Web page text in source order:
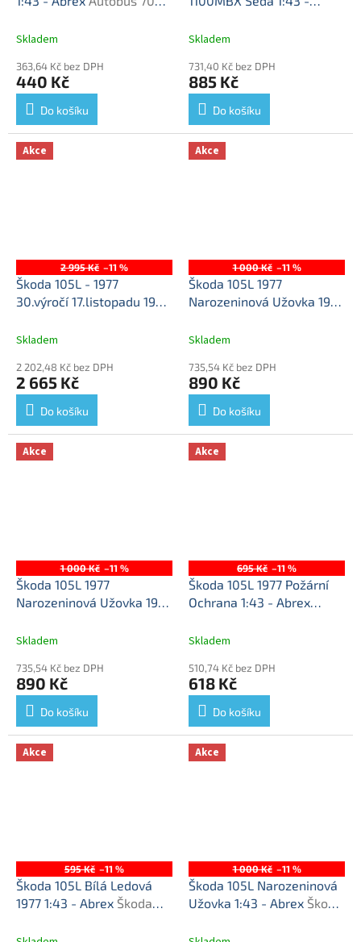
Skladem
363,64 Kč bez DPH
440 Kč
Do košíku
kovový model
Skladem
731,40 Kč bez DPH
885 Kč
Do košíku
Akce
2 995 Kč –11 %
Škoda 105L - 1977
30.výročí 17.listopadu 1989
1977 30.výročí 17.listopadu
Skladem
2 202,48 Kč bez DPH
2 665 Kč
Do košíku
Akce
1 000 Kč –11 %
Škoda 105L 1977
Narozeninová Užovka 1977
Škoda 105L 1977 - kovový
Skladem
735,54 Kč bez DPH
890 Kč
Do košíku
Akce
1 000 Kč –11 %
Škoda 105L 1977
Narozeninová Užovka 1977
Škoda 105L 1977
model auta 1/43
Skladem
735,54 Kč bez DPH
890 Kč
Do košíku
Akce
695 Kč –11 %
Škoda 105L 1977 Požární
Ochrana 1:43 - Abrex
Ochrana - kovový model
Skladem
510,74 Kč bez DPH
618 Kč
Do košíku
Akce
595 Kč –11 %
Škoda 105L Bílá Ledová
1977 1:43 - Abrex Škoda
Akce
1 000 Kč –11 %
Škoda 105L Narozeninová
Užovka 1:43 - Abrex Škoda